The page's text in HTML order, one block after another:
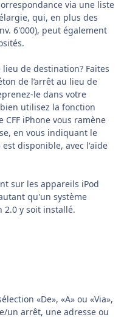
via une liste
qui, en plus des
6'000), peut également
de destination? Faites
de l’arrêt au lieu de
le dans votre
utilisez la fonction
CFF iPhone vous ramène
en vous indiquant le
disponible, avec l'aide
sur les appareils iPod
qu'un système
2.0 y soit installé.
«De», «A» ou «Via»,
un arrêt, une adresse ou